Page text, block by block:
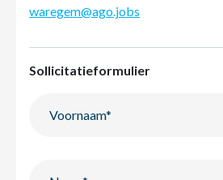
waregem@ago.jobs
Sollicitatieformulier